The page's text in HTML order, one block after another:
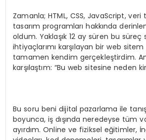
Zamanla; HTML, CSS, JavaScript, veri
tasarım programları hakkında
oldum. Yaklaşık 12 ay süren bu süreç
ihtiyaçlarımı karşılayan bir web
tamamen kendim gerçekleştirdim.
karşılaştım: “Bu web sitesine neden
Bu soru beni dijital pazarlama ile
boyunca, iş dışında neredeyse tüm
ayırdım. Online ve fiziksel eğitimler,